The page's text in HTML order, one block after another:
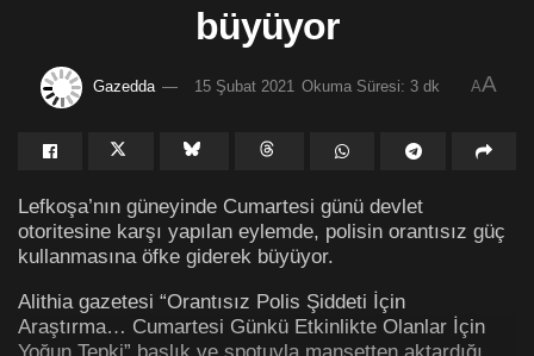
büyüyor
Gazedda 15 Şubat 2021 Okuma Süresi: 3 dk AA
Lefkoşa’nın güneyinde Cumartesi günü devlet
otoritesine karşı yapılan eylemde, polisin orantısız güç
kullanmasına öfke giderek büyüyor.
Alithia gazetesi “Orantısız Polis Şiddeti İçin
Araştırma… Cumartesi Günkü Etkinlikte Olanlar İçin